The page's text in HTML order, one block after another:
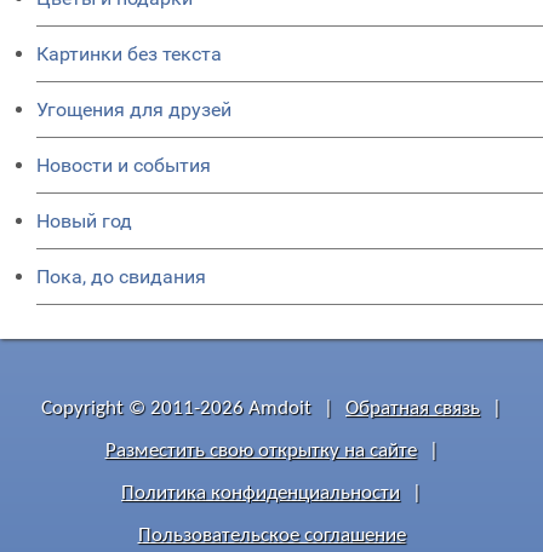
Картинки без текста
Угощения для друзей
Новости и события
Новый год
Пока, до свидания
Copyright © 2011-2026 Amdoit Обратная связь
Разместить свою открытку на сайте
Политика конфиденциальности
Пользовательское соглашение